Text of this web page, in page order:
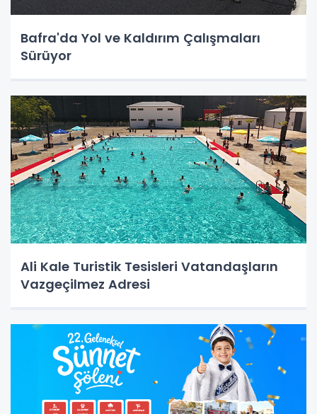
Bafra'da Yol ve Kaldırım Çalışmaları
Sürüyor
Ali Kale Turistik Tesisleri Vatandaşların
Vazgeçilmez Adresi